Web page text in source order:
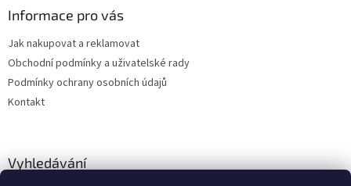
Informace pro vás
Jak nakupovat a reklamovat
Obchodní podmínky a uživatelské rady
Podmínky ochrany osobních údajů
Kontakt
Vyhledávání